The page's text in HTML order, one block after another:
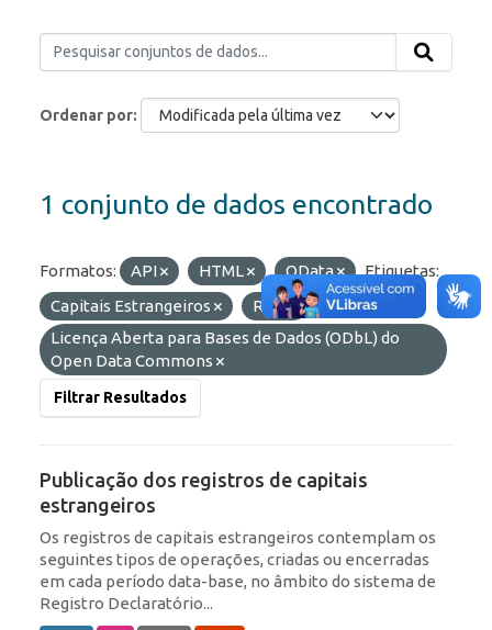
Ordenar por
1 conjunto de dados encontrado
Formatos: API HTML OData
Etiquetas:
Capitais Estrangeiros
RDE
Licenças:
Licença Aberta para Bases de Dados (ODbL) do
Open Data Commons
Filtrar Resultados
Publicação dos registros de capitais
estrangeiros
Os registros de capitais estrangeiros contemplam os
seguintes tipos de operações, criadas ou encerradas
em cada período data-base, no âmbito do sistema de
Registro Declaratório...